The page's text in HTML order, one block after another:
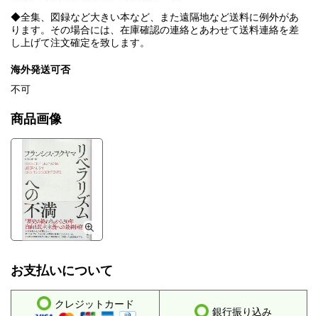
◆全集、図録など大きい本など、また遠隔地など送料に例外があ
ります。その場合には、在庫確認の連絡とあわせて送料連絡を差
し上げて注文確定を致します。
海外発送可否
不可
商品画像
お支払いについて
クレジットカード
銀行振り込み